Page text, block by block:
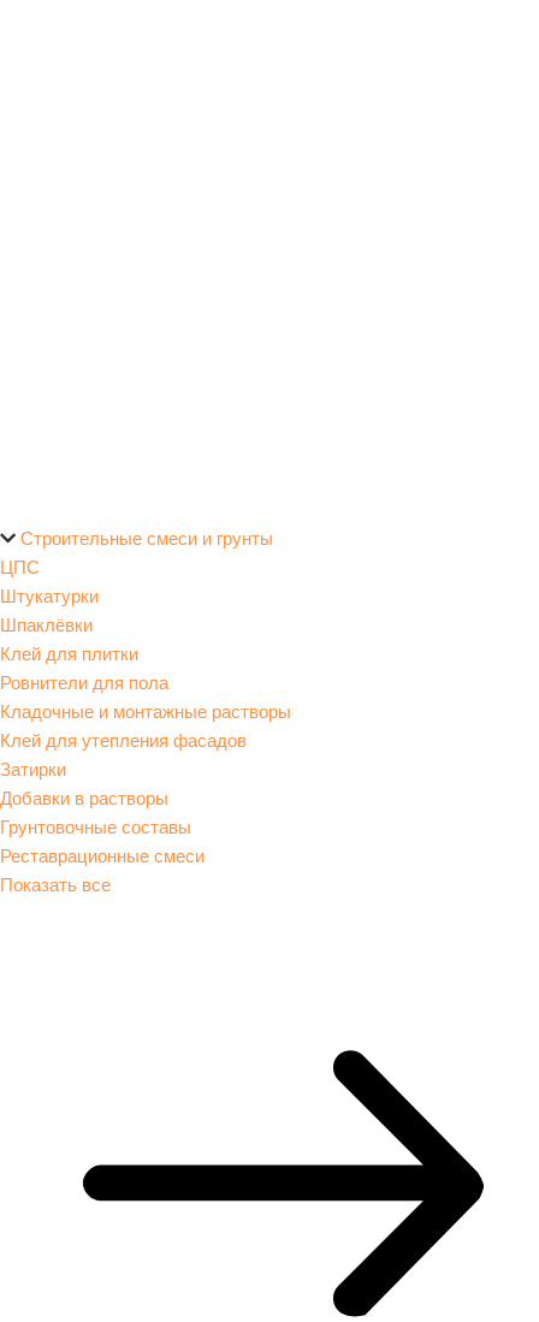
Строительные смеси и грунты
ЦПС
Штукатурки
Шпаклёвки
Клей для плитки
Ровнители для пола
Кладочные и монтажные растворы
Клей для утепления фасадов
Затирки
Добавки в растворы
Грунтовочные составы
Реставрационные смеси
Показать все